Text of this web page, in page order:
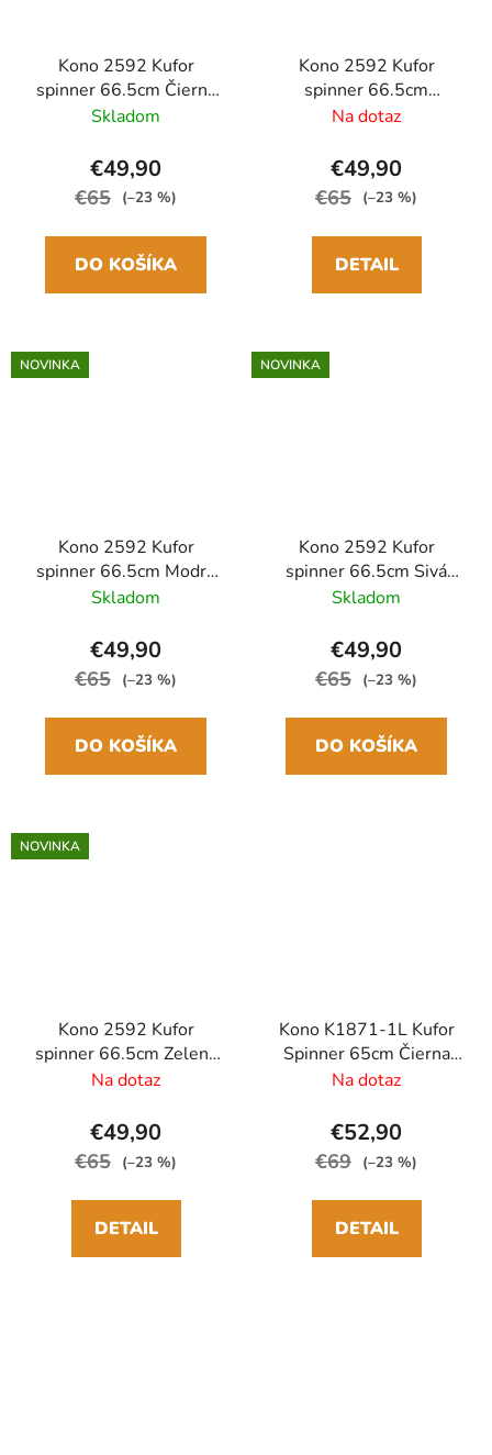
Kono 2592 Kufor
spinner 66.5cm Čierna
ABS/Polykarbonát
Skladom
€49,90
€65 (–23 %)
DO KOŠÍKA
Kono 2592 Kufor
spinner 66.5cm
Krémová
Na dotaz
€49,90
€65 (–23 %)
DETAIL
NOVINKA
Kono 2592 Kufor
spinner 66.5cm Modrá
ABS/Polykarbonát
Skladom
€49,90
€65 (–23 %)
DO KOŠÍKA
NOVINKA
Kono 2592 Kufor
spinner 66.5cm Sivá
ABS/Polykarbonát
Skladom
€49,90
€65 (–23 %)
DO KOŠÍKA
NOVINKA
Kono 2592 Kufor
spinner 66.5cm Zelená
ABS/Polykarbonát
Na dotaz
€49,90
€65 (–23 %)
DETAIL
Kono K1871-1L Kufor
Spinner 65cm Čierna
ABS
Na dotaz
€52,90
€69 (–23 %)
DETAIL